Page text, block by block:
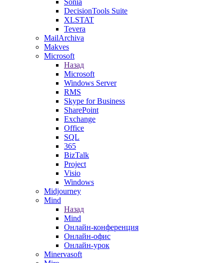
Sonia
DecisionTools Suite
XLSTAT
Tevera
MailArchiva
Makves
Microsoft
Назад
Microsoft
Windows Server
RMS
Skype for Business
SharePoint
Exchange
Office
SQL
365
BizTalk
Project
Visio
Windows
Midjourney
Mind
Назад
Mind
Онлайн-конференция
Онлайн-офис
Онлайн-урок
Minervasoft